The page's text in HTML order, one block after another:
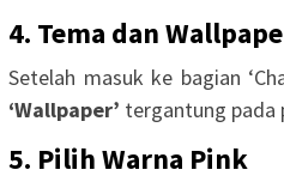
4. Tema dan
Setelah masuk ke bagian
‘Wallpaper’ tergantung pada
5. Pilih Warna Pink